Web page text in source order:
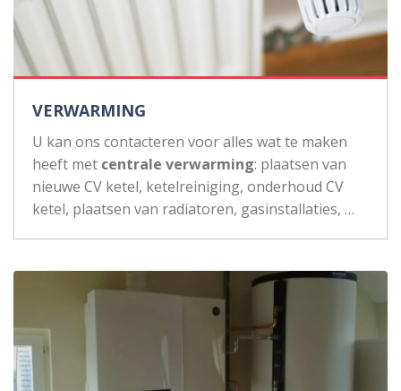
VERWARMING
U kan ons contacteren voor alles wat te maken
heeft met centrale verwarming: plaatsen van
nieuwe CV ketel, ketelreiniging, onderhoud CV
ketel, plaatsen van radiatoren, gasinstallaties, …